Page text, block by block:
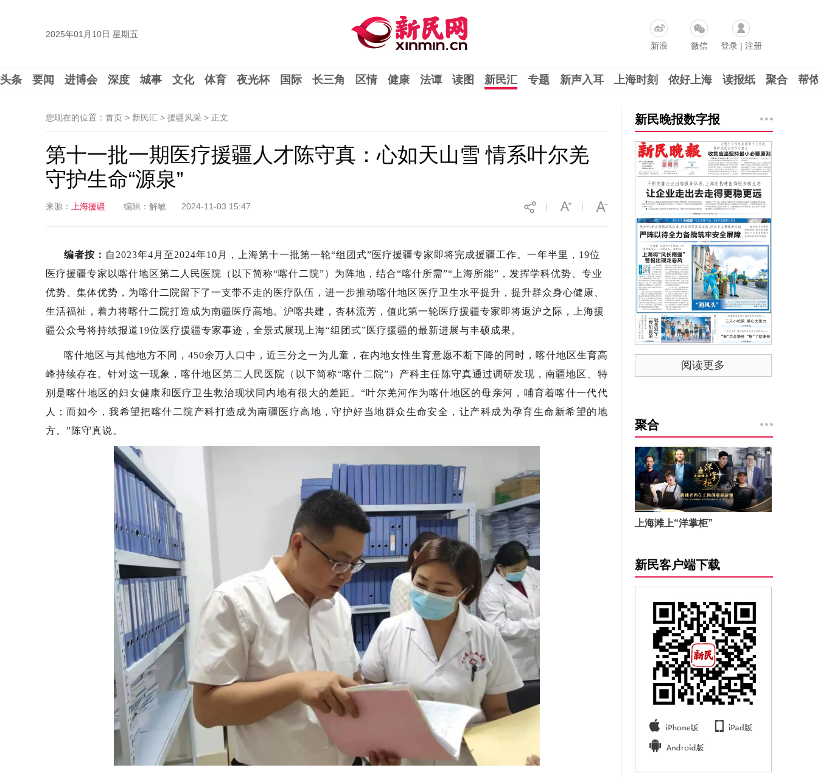
2025年01月10日 星期五
新浪
微信 登录| 注册
头条 要闻 进博会 深度 城事 文化 体育 夜光杯 国际 长三角 区情 健康 法谭 读图 新民汇 专题 新声入耳 上海时刻 侬好上海 读报纸 聚合 帮
您现在的位置：首页 > 新民汇 > 援疆风采 > 正文
第十一批一期医疗援疆人才陈守真：心如天山雪 情系叶尔羌
守护生命“源泉”
来源： 上海援疆 编辑：解敏 2024-11-03 15:47 |
|
编者按： 自2023年4月至2024年10月，上海第十一批第一轮“组团式”医疗援疆专家即将完成援疆工作。一年半里，19位
医疗援疆专家以喀什地区第二人民医院（以下简称“喀什二院”）为阵地，结合“喀什所需”“上海所能”，发挥学科优势、专业
优势、集体优势，为喀什二院留下了一支带不走的医疗队伍，进一步推动喀什地区医疗卫生水平提升，提升群众身心健康、
生活福祉，着力将喀什二院打造成为南疆医疗高地。沪喀共建，杏林流芳，值此第一轮医疗援疆专家即将返沪之际，上海援
疆公众号将持续报道19位医疗援疆专家事迹，全景式展现上海“组团式”医疗援疆的最新进展与丰硕成果。
喀什地区与其他地方不同，450余万人口中，近三分之一为儿童，在内地女性生育意愿不断下降的同时，喀什地区生育高
峰持续存在。针对这一现象，喀什地区第二人民医院（以下简称“喀什二院”）产科主任陈守真通过调研发现，南疆地区、特
别是喀什地区的妇女健康和医疗卫生救治现状同内地有很大的差距。“叶尔羌河作为喀什地区的母亲河，哺育着喀什一代代
人；而如今，我希望把喀什二院产科打造成为南疆医疗高地，守护好当地群众生命安全，让产科成为孕育生命新希望的地
方。”陈守真说。
新民晚报数字报
阅读更多
聚合
上海滩上“洋掌柜”
新民客户端下载